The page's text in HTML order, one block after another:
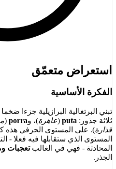
استعراض متعمّق
الفكرة الأساسية
تبني البرتغالية البرازيلية جزءا
ثلاثة جذور: puta
(عاهرة)، وporra
(
قذارة). على المستوى الحرفي هذه
المستوى الذي ستقابلها فيه فعلا -
المحادثة - فهي في الغالبتعجبات
الجذر.